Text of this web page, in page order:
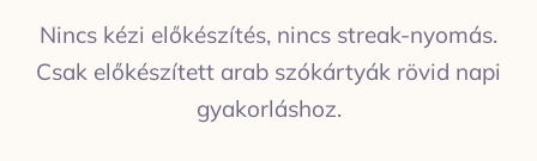
Nincs kézi előkészítés, nincs streak-nyomás.
Csak előkészített arab szókártyák rövid napi
gyakorláshoz.